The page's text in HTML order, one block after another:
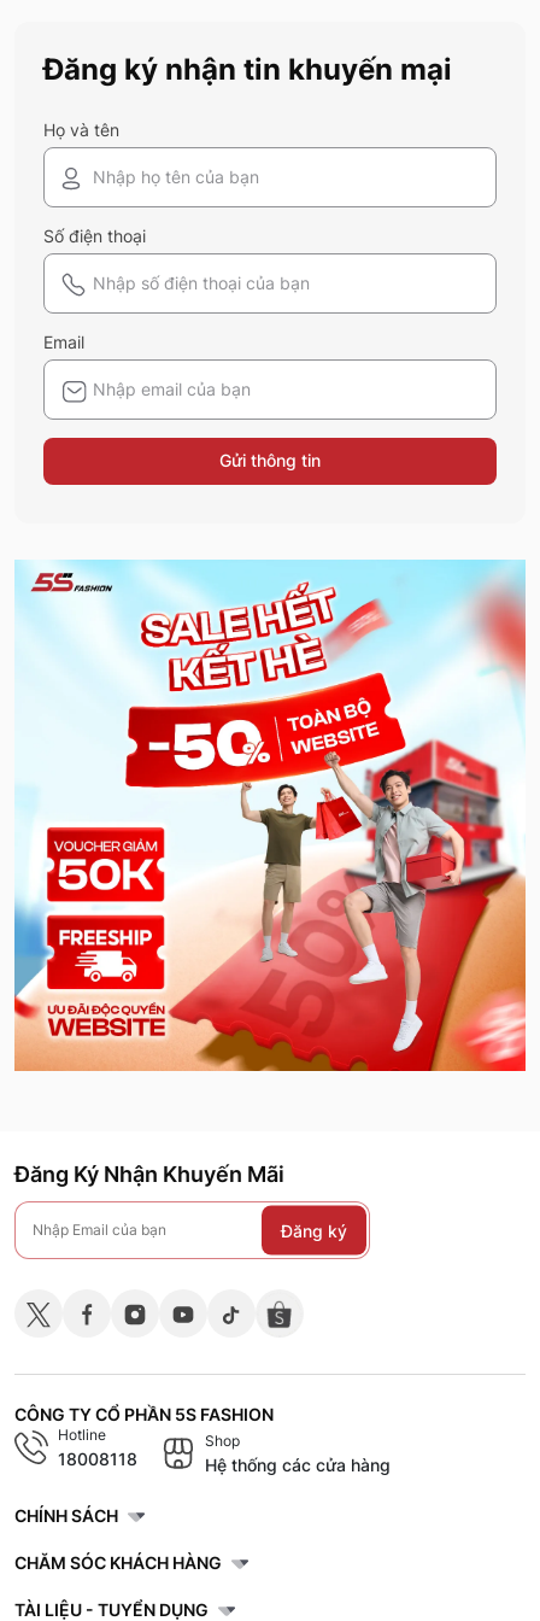
Đăng ký nhận tin khuyến mại
Họ và tên
Số điện thoại
Email
Gửi thông tin
Đăng Ký Nhận Khuyến Mãi
Đăng ký
CÔNG TY CỔ PHẦN 5S FASHION
Hotline
18008118
Shop
Hệ thống các cửa hàng
CHÍNH SÁCH
CHĂM SÓC KHÁCH HÀNG
TÀI LIỆU - TUYỂN DỤNG